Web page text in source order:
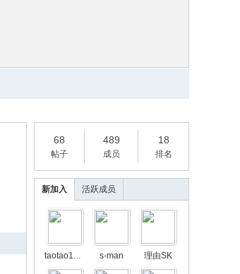
68
帖子
489
成员
18
排名
新加入 活跃成员
taotao1102 s-man 理由SK